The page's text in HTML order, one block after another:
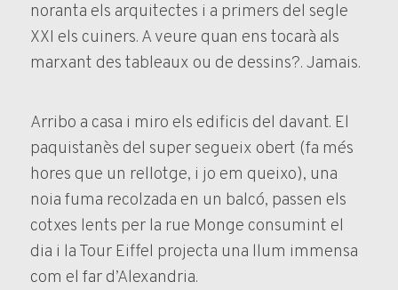
noranta els arquitectes i a primers del segle
XXI els cuiners. A veure quan ens tocarà als
marxant des tableaux ou de dessins?. Jamais.
Arribo a casa i miro els edificis del davant. El
paquistanès del super segueix obert (fa més
hores que un rellotge, i jo em queixo), una
noia fuma recolzada en un balcó, passen els
cotxes lents per la rue Monge consumint el
dia i la Tour Eiffel projecta una llum immensa
com el far d’Alexandria.